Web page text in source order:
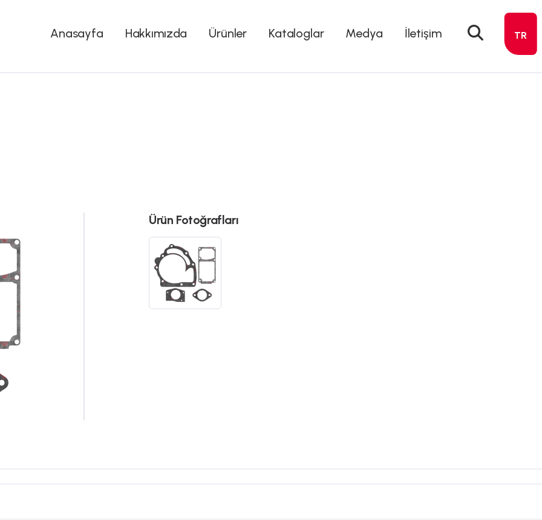
Anasayfa Hakkımızda Ürünler Kataloglar Medya İletişim TR
Ürün Fotoğrafları